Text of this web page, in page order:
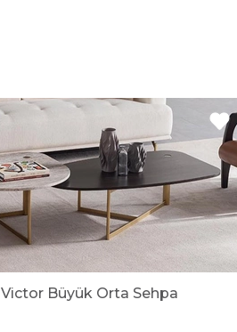
Victor Büyük Orta Sehpa